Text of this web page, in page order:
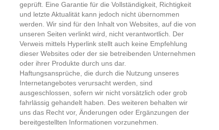
geprüft. Eine Garantie für die Vollständigkeit, Richtigkeit
und letzte Aktualität kann jedoch nicht übernommen
werden. Wir sind für den Inhalt von Websites, auf die von
unseren Seiten verlinkt wird, nicht verantwortlich. Der
Verweis mittels Hyperlink stellt auch keine Empfehlung
dieser Websites oder der sie betreibenden Unternehmen
oder ihrer Produkte durch uns dar.
Haftungsansprüche, die durch die Nutzung unseres
Internetangebotes verursacht werden, sind
ausgeschlossen, sofern wir nicht vorsätzlich oder grob
fahrlässig gehandelt haben. Des weiteren behalten wir
uns das Recht vor, Änderungen oder Ergänzungen der
bereitgestellten Informationen vorzunehmen.